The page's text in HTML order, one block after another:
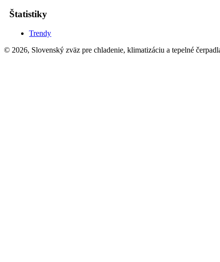
Štatistiky
Trendy
© 2026, Slovenský zväz pre chladenie, klimatizáciu a tepelné